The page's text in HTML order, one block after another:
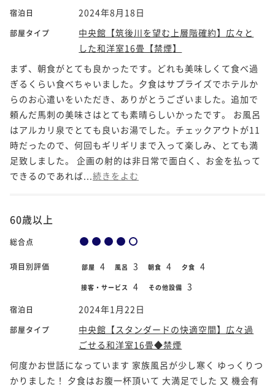
宿泊日 2024年8月18日
部屋タイプ
中央館【筑後川を望む上層階確約】広々と
した和洋室16畳【禁煙】
まず、朝食がとても良かったです。どれも美味しくて食べ過
ぎるくらい食べちゃいました。夕食はサプライズでホテルか
らのお心遣いをいただき、ありがとうございました。追加で
頼んだ馬刺の美味さはとても素晴らしいかったです。 お風呂
はアルカリ泉でとても良いお湯でした。チェックアウトが11
時だったので、何回もギリギリまで入って楽しみ、とても満
足致しました。 企画の射的は非日常で面白く、お金を払って
できるのであれば... 続きをよむ
60歳以上
総合点
項目別評価 部屋 4 風呂 3 朝食 4 夕食 4
接客・サービス 4 その他設備 3
宿泊日 2024年1月22日
部屋タイプ
中央館【スタンダードの快適空間】広々過
ごせる和洋室16畳◆禁煙
何度かお世話になっています 家族風呂が少し寒く ゆっくりつ
かりました！ 夕食はお腹一杯頂いて 大満足でした 又 機会有